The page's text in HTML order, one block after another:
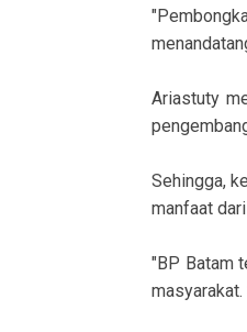
Ariastuty
Sehingga,
manfaat
"BP Batam